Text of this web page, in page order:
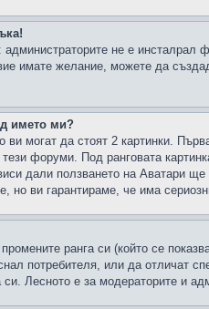
администраторите не е
имате желание, можете да
името ми?
могат да стоят 2 картинки.
форуми. Под ранговата
дали ползването на Аватари
но ви гарантираме, че има
ранга си (който се
потребителя, или да отличат
Лесното е за модераторите и